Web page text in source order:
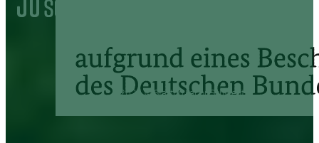
2026 © Startup Labor Schwedt